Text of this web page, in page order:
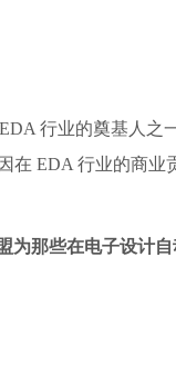
行业的奠基人
在 EDA 行业的商
那些在电子设计